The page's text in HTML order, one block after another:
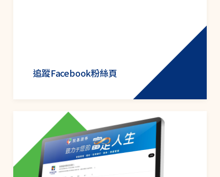
追蹤Facebook粉絲頁